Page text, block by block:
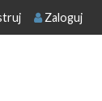
Zaloguj